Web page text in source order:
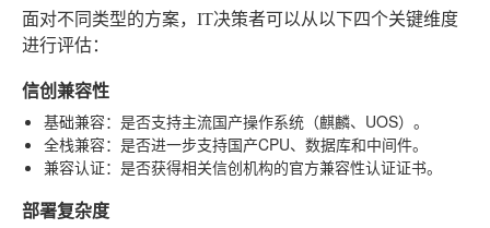
面对不同类型的方案，IT决策者可以从以下四个关键维度
进行评估：
信创兼容性
基础兼容：是否支持主流国产操作系统（麒麟、UOS）。
全栈兼容：是否进一步支持国产CPU、数据库和中间件。
兼容认证：是否获得相关信创机构的官方兼容性认证证书。
部署复杂度